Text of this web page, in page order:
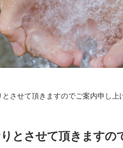
させて頂きますのでご案内申し上
とさせて頂きますの